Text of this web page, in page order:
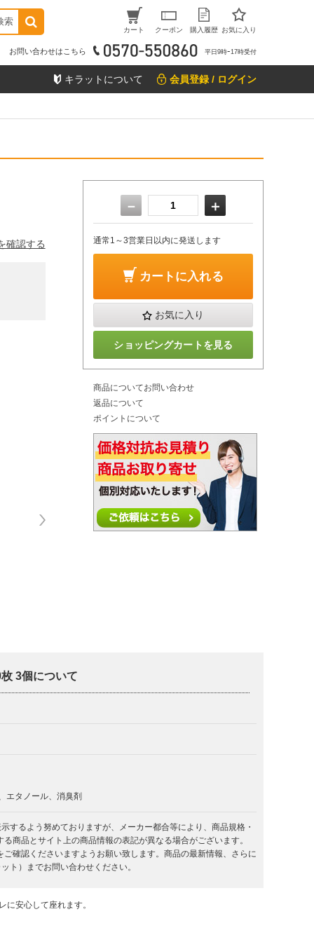
索
カート クーポン 購入履歴 お気に入り
お問い合わせはこちら 平日9時ｰ17時受付
キラットについて 会員登録 / ログイン
確認する
－ ＋
通常1～3営業日以内に発送します
カートに入れる
お気に入り
ショッピングカートを見る
商品についてお問い合わせ
返品について
ポイントについて
3個について
エタノール、消臭剤
するよう努めておりますが、メーカー都合等により、商品規格・
商品とサイト上の商品情報の表記が異なる場合がございます。
確認くださいますようお願い致します。商品の最新情報、さらに
ト）までお問い合わせください。
安心して座れます。